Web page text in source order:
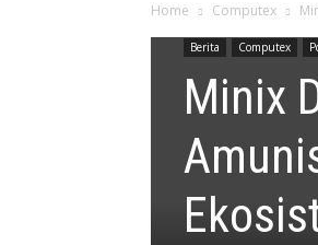
Home Computex
Berita Computex
Minix